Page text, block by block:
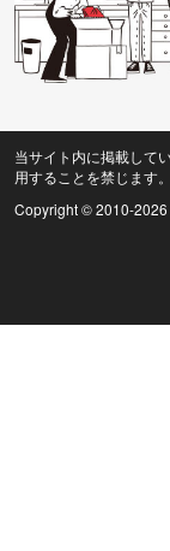
当サイト内に掲載して
用することを禁じます。
Copyright © 2010-